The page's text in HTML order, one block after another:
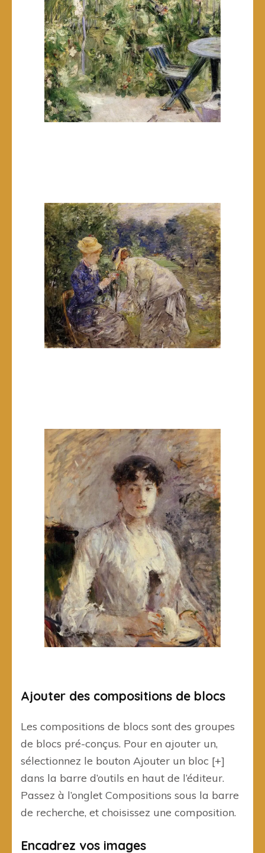
Ajouter des compositions de blocs
Les compositions de blocs sont des groupes
de blocs pré-conçus. Pour en ajouter un,
sélectionnez le bouton Ajouter un bloc [+]
dans la barre d’outils en haut de l’éditeur.
Passez à l’onglet Compositions sous la barre
de recherche, et choisissez une composition.
Encadrez vos images